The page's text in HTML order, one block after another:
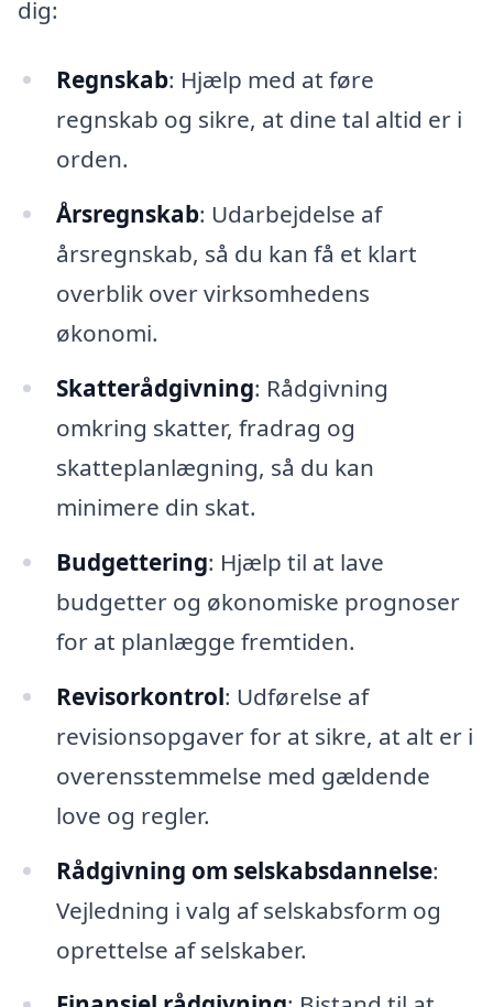
dig:
Regnskab: Hjælp med at føre
regnskab og sikre, at dine tal altid er i
orden.
Årsregnskab: Udarbejdelse af
årsregnskab, så du kan få et klart
overblik over virksomhedens
økonomi.
Skatterådgivning: Rådgivning
omkring skatter, fradrag og
skatteplanlægning, så du kan
minimere din skat.
Budgettering: Hjælp til at lave
budgetter og økonomiske prognoser
for at planlægge fremtiden.
Revisorkontrol: Udførelse af
revisionsopgaver for at sikre, at alt er i
overensstemmelse med gældende
love og regler.
Rådgivning om selskabsdannelse:
Vejledning i valg af selskabsform og
oprettelse af selskaber.